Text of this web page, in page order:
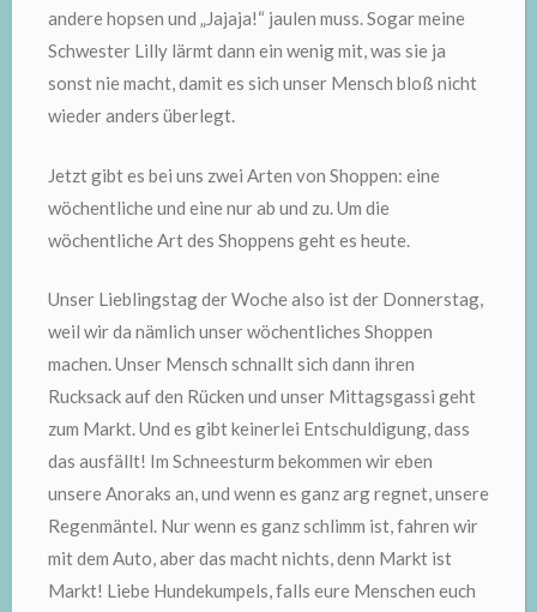
andere hopsen und „Jajaja!“ jaulen muss. Sogar meine
Schwester Lilly lärmt dann ein wenig mit, was sie ja
sonst nie macht, damit es sich unser Mensch bloß nicht
wieder anders überlegt.
Jetzt gibt es bei uns zwei Arten von Shoppen: eine
wöchentliche und eine nur ab und zu. Um die
wöchentliche Art des Shoppens geht es heute.
Unser Lieblingstag der Woche also ist der Donnerstag,
weil wir da nämlich unser wöchentliches Shoppen
machen. Unser Mensch schnallt sich dann ihren
Rucksack auf den Rücken und unser Mittagsgassi geht
zum Markt. Und es gibt keinerlei Entschuldigung, dass
das ausfällt! Im Schneesturm bekommen wir eben
unsere Anoraks an, und wenn es ganz arg regnet, unsere
Regenmäntel. Nur wenn es ganz schlimm ist, fahren wir
mit dem Auto, aber das macht nichts, denn Markt ist
Markt! Liebe Hundekumpels, falls eure Menschen euch